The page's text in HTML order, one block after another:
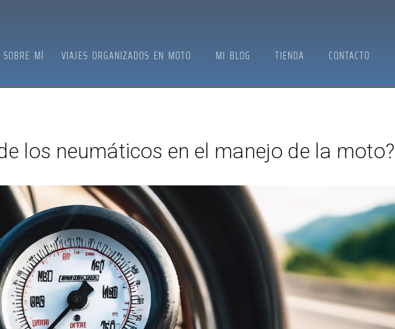
SOBRE MÍ VIAJES ORGANIZADOS EN MOTO MI BLOG TIENDA CONTACTO
los neumáticos en el manejo de la moto?